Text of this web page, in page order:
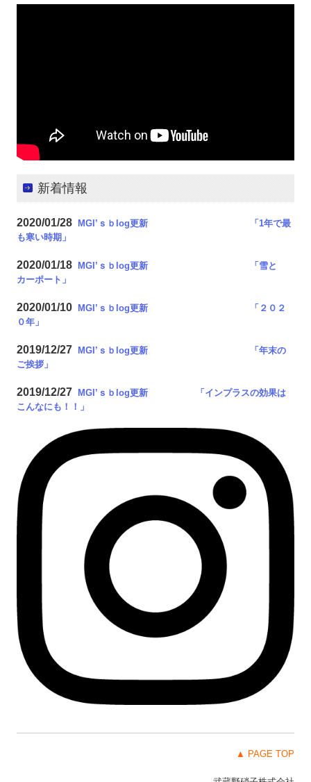
新着情報
2020/01/28 MGI’ｓｂlog更新 「1年で最
も寒い時期 」
2020/01/18 MGI’ｓｂlog更新 「雪と
カーポート 」
2020/01/10 MGI’ｓｂlog更新 「２０２
０年 」
2019/12/27 MGI’ｓｂlog更新 「年末の
ご挨拶 」
2019/12/27 MGI’ｓｂlog更新 「インプラスの効果は
こんなにも！！ 」
▲ PAGE TOP